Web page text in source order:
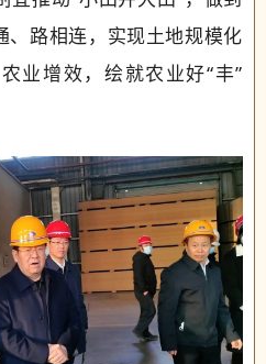
、路相连，实现土地规模化
业增效，绘就农业好“丰”